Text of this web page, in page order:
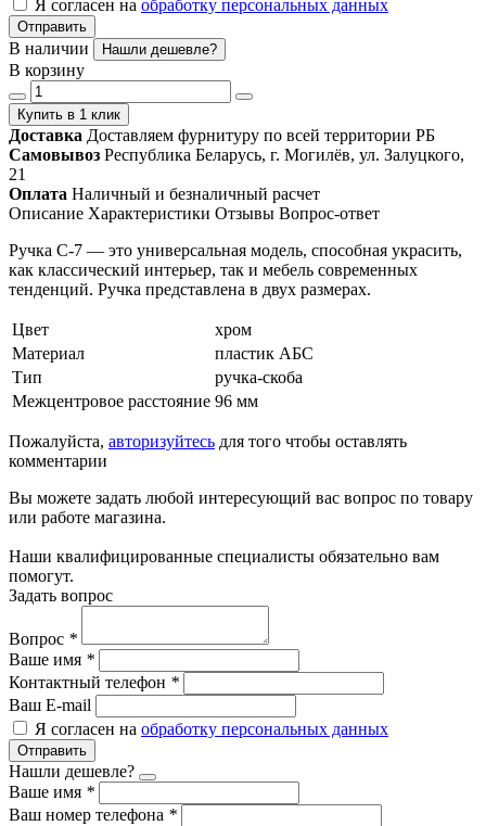
Я согласен на обработку персональных данных
Отправить
В наличии Нашли дешевле?
В корзину
Купить в 1 клик
Доставка Доставляем фурнитуру по всей территории РБ
Самовывоз Республика Беларусь, г. Могилёв, ул. Залуцкого,
21
Оплата Наличный и безналичный расчет
Описание Характеристики Отзывы Вопрос-ответ
Ручка С-7 — это универсальная модель, способная украсить,
как классический интерьер, так и мебель современных
тенденций. Ручка представлена в двух размерах.
Цвет
хром
Материал
пластик АБС
Тип
ручка-скоба
Межцентровое расстояние 96 мм
Пожалуйста, авторизуйтесь для того чтобы оставлять
комментарии
Вы можете задать любой интересующий вас вопрос по товару
или работе магазина.
Наши квалифицированные специалисты обязательно вам
помогут.
Задать вопрос
Вопрос *
Ваше имя *
Контактный телефон *
Ваш E-mail
Я согласен на обработку персональных данных
Отправить
Нашли дешевле?
Ваше имя *
Ваш номер телефона *